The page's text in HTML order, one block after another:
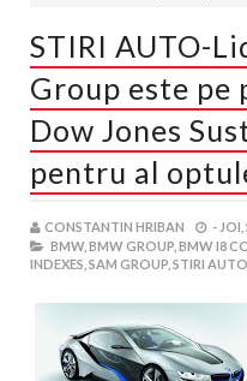
STIRI AUTO-
Group este
Dow Jones
pentru al
CONSTANTIN HRIBAN - JOI,
BMW, BMW GROUP, BMW I8
INDEXES, SAM GROUP, STIRI AUTO,